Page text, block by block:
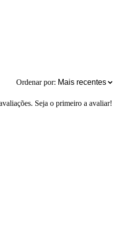
Ordenar por:
Seja o primeiro a avaliar!